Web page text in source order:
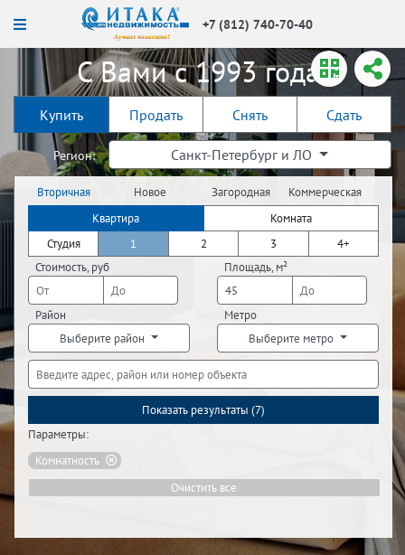
+7 (812) 740-70-40
С Вами с 1993 года!
Купить Продать Снять Сдать
Регион: Санкт-Петербург и ЛО
Вторичная
недвижимость
Новое
строительство
Загородная
недвижимость
Коммерческая
недвижимость
Квартира
Комната
Студия
1 2 3
4+
Стоимость, руб
Площадь, м²
Район
Выберите район
Метро
Выберите метро
Показать результаты (7)
Параметры:
Комнатность
Очистить все